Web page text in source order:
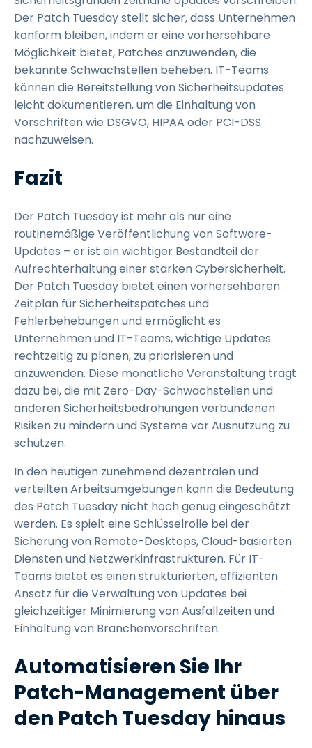
Der Patch Tuesday stellt sicher, dass Unternehmen
konform bleiben, indem er eine vorhersehbare
Möglichkeit bietet, Patches anzuwenden, die
bekannte Schwachstellen beheben. IT-Teams
können die Bereitstellung von Sicherheitsupdates
leicht dokumentieren, um die Einhaltung von
Vorschriften wie DSGVO, HIPAA oder PCI-DSS
nachzuweisen.
Fazit
Der Patch Tuesday ist mehr als nur eine
routinemäßige Veröffentlichung von Software-
Updates – er ist ein wichtiger Bestandteil der
Aufrechterhaltung einer starken Cybersicherheit.
Der Patch Tuesday bietet einen vorhersehbaren
Zeitplan für Sicherheitspatches und
Fehlerbehebungen und ermöglicht es
Unternehmen und IT-Teams, wichtige Updates
rechtzeitig zu planen, zu priorisieren und
anzuwenden. Diese monatliche Veranstaltung trägt
dazu bei, die mit Zero-Day-Schwachstellen und
anderen Sicherheitsbedrohungen verbundenen
Risiken zu mindern und Systeme vor Ausnutzung zu
schützen.
In den heutigen zunehmend dezentralen und
verteilten Arbeitsumgebungen kann die Bedeutung
des Patch Tuesday nicht hoch genug eingeschätzt
werden. Es spielt eine Schlüsselrolle bei der
Sicherung von Remote-Desktops, Cloud-basierten
Diensten und Netzwerkinfrastrukturen. Für IT-
Teams bietet es einen strukturierten, effizienten
Ansatz für die Verwaltung von Updates bei
gleichzeitiger Minimierung von Ausfallzeiten und
Einhaltung von Branchenvorschriften.
Automatisieren Sie Ihr
Patch-Management über
den Patch Tuesday hinaus